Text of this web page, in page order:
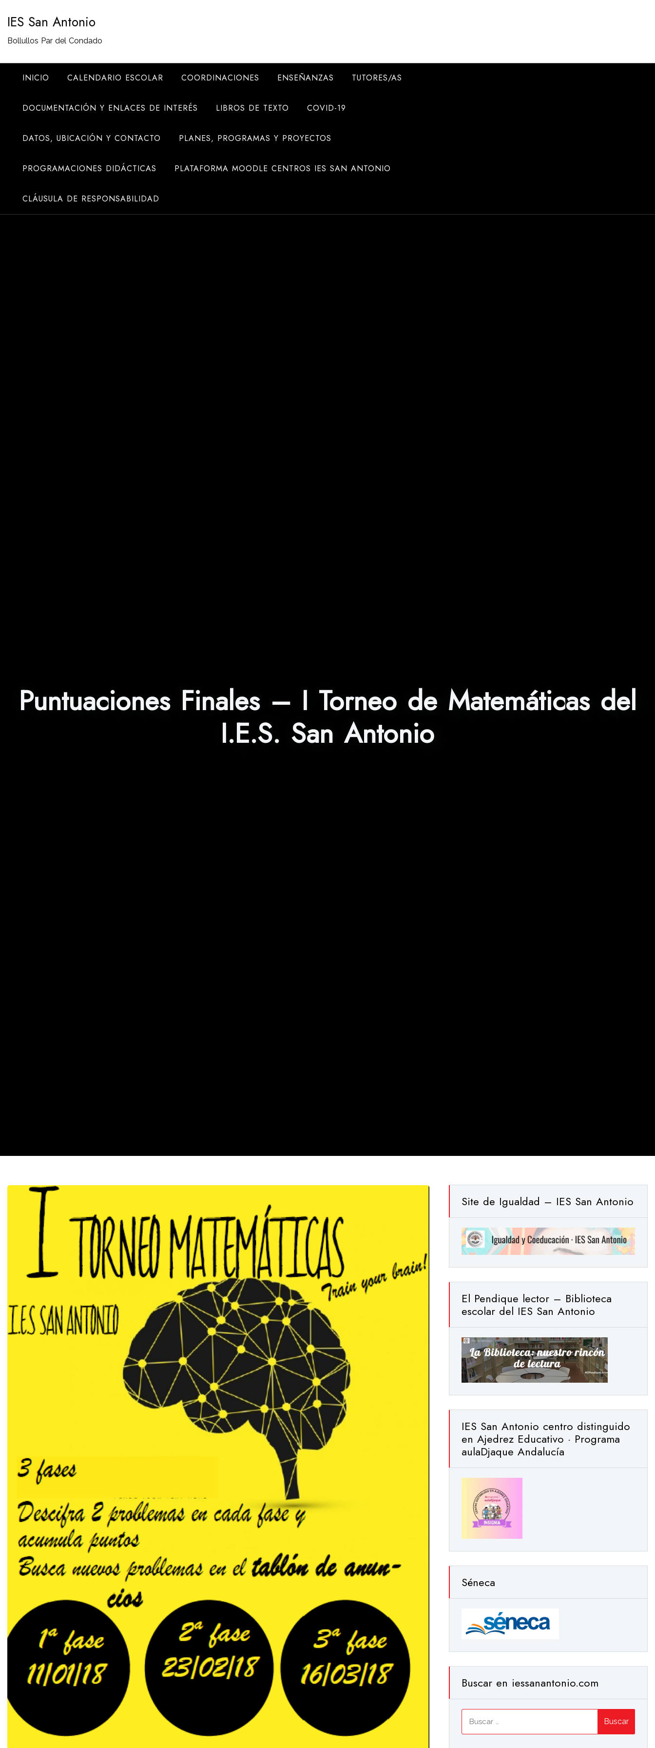
contenido
IES San Antonio
Bollullos Par del Condado
INICIO CALENDARIO ESCOLAR COORDINACIONES ENSEÑANZAS TUTORES/AS
DOCUMENTACIÓN Y ENLACES DE INTERÉS LIBROS DE TEXTO COVID-19
DATOS, UBICACIÓN Y CONTACTO PLANES, PROGRAMAS Y PROYECTOS
PROGRAMACIONES DIDÁCTICAS PLATAFORMA MOODLE CENTROS IES SAN ANTONIO
CLÁUSULA DE RESPONSABILIDAD
Puntuaciones Finales – I Torneo de Matemáticas del
I.E.S. San Antonio
Site de Igualdad – IES San Antonio
El Pendique lector – Biblioteca
escolar del IES San Antonio
IES San Antonio centro distinguido
en Ajedrez Educativo · Programa
aulaDjaque Andalucía
Séneca
Buscar en iessanantonio.com